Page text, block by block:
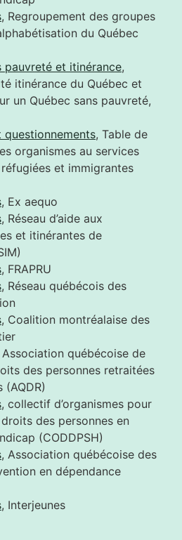
, Regroupement des groupes
du Québec
pauvreté et itinérance,
itinérance du Québec et
un Québec sans pauvreté,
, Table de
organismes au services
et immigrantes
, Ex aequo
, Réseau d’aide aux
et itinérantes de
, FRAPRU
, Réseau québécois des
, Coalition montréalaise des
Association québécoise de
des personnes retraitées
, collectif d’organismes pour
des personnes en
(CODDPSH)
, Association québécoise des
en dépendance
, Interjeunes